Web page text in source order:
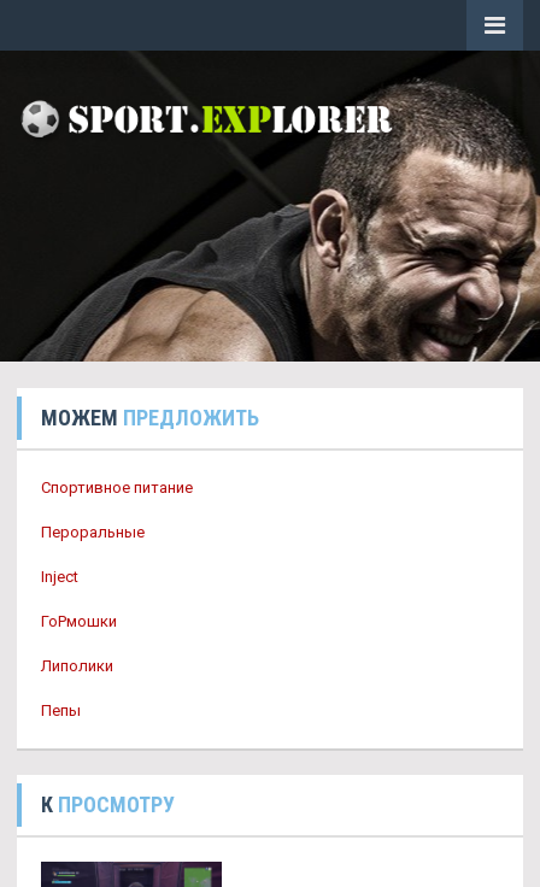
МОЖЕМ ПРЕДЛОЖИТЬ
Спортивное питание
Пероральные
Inject
ГоРмошки
Липолики
Пепы
К ПРОСМОТРУ